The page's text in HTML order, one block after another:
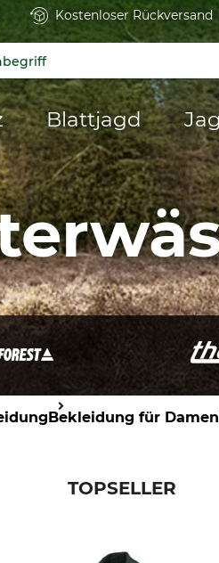
Kostenloser Rückversand
Blattjagd
Bekleidung für Damen
TOPSELLER